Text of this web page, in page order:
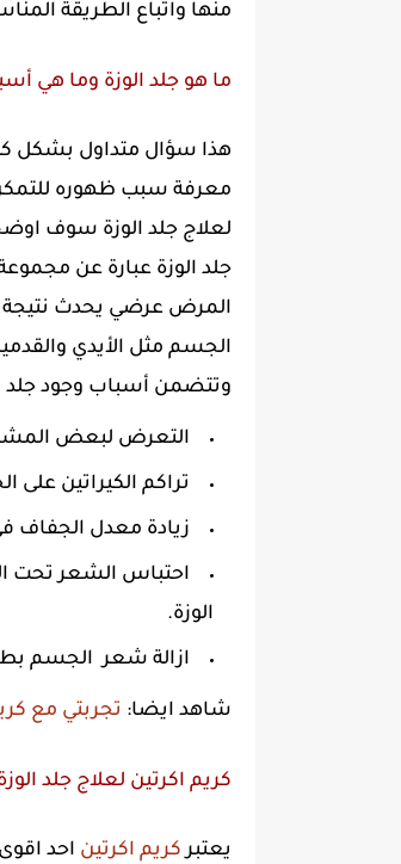
منها واتباع الطريقة
ما هو جلد الوزة وما هي
هذا سؤال متداول بشكل
معرفة سبب ظهوره
لعلاج جلد الوزة سوف
جلد الوزة عبارة عن
المرض عرضي يحدث نتيجة
الجسم مثل الأيدي
وتتضمن أسباب وجود جلد
التعرض لبعض
تراكم الكيراتين
زيادة معدل الجفاف
احتباس الشعر تحت
الوزة.
ازالة شعر الجسم
شاهد ايضا: تجربتي مع
كريم اكرتين لعلاج جلد
يعتبركريم اكرتين احد